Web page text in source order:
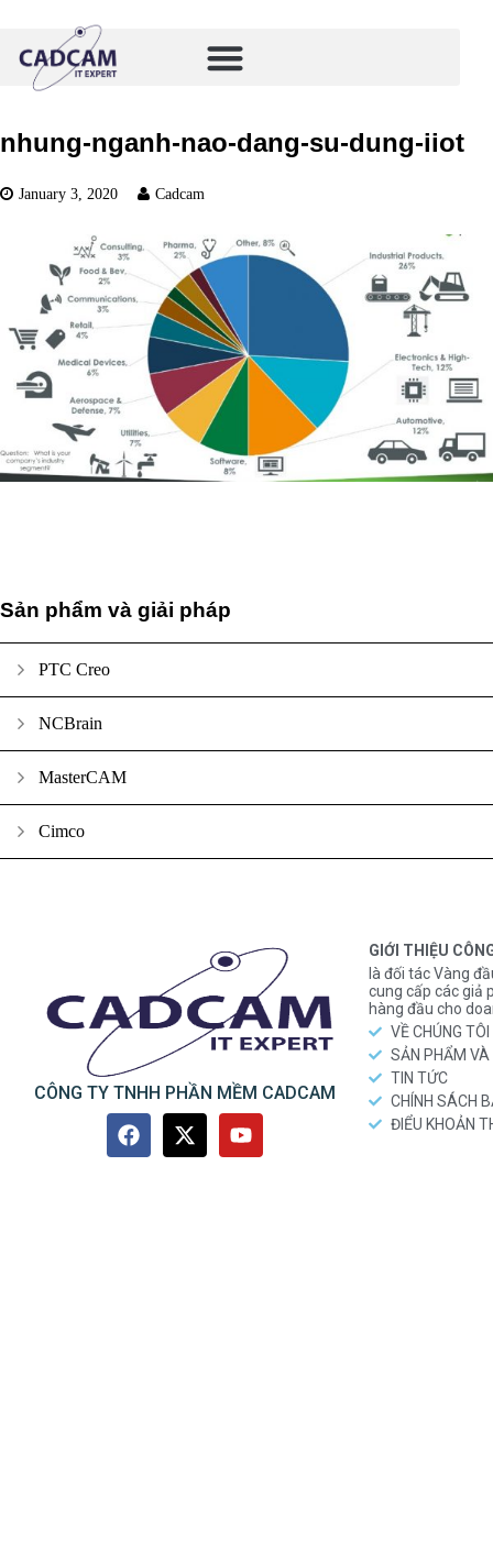
nhung-nganh-nao-dang-su-dung-iiot
January 3, 2020 Cadcam
Sản phẩm và giải pháp
PTC Creo
NCBrain
MasterCAM
Cimco
CÔNG TY TNHH PHẦN MỀM CADCAM
GIỚI THIỆU
là đối tác Vàng
cung cấp các giả
hàng đầu cho
VỀ CHÚNG TÔI
SẢN PHẨM VÀ
TIN TỨC
CHÍNH SÁCH
ĐIỂU KHOẢN